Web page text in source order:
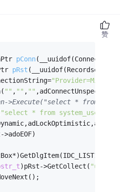
pConn(__uuidof(Connection)
pRst (__uuidof(Recordset)
"" , "" , ""
>Execute("select * from
"select * from system_user"
)pRst->GetCollect(
赞